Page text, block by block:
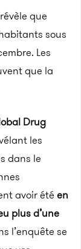
que
sous
Les
que la
Drug
les
dans le
avoir été en
plus d’une
l’enquête se